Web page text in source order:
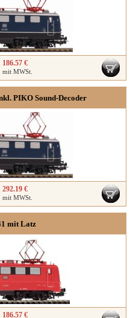
186.57 €
mit MWSt.
PIKO Sound-Decoder
292.19 €
mit MWSt.
mit Latz
186.57 €